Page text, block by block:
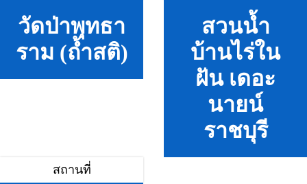
วัดป่าพุทธา
ราม (ถ้ำสติ)
สวนน้ำ
บ้านไร่ใน
ฝัน เดอะ
นายน์
ราชบุรี
สถานที่